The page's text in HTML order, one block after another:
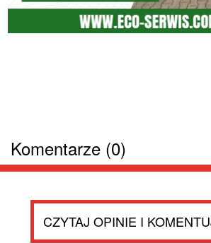
Komentarze (0)
CZYTAJ OPINIE I